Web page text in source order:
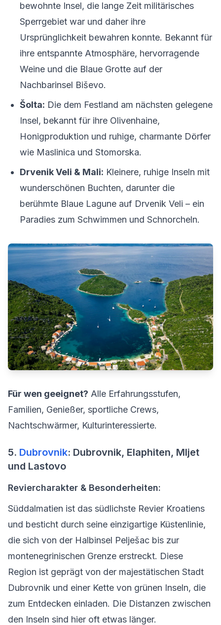
bewohnte Insel, die lange Zeit militärisches
Sperrgebiet war und daher ihre
Ursprünglichkeit bewahren konnte. Bekannt für
ihre entspannte Atmosphäre, hervorragende
Weine und die Blaue Grotte auf der
Nachbarinsel Biševo.
Šolta: Die dem Festland am nächsten gelegene
Insel, bekannt für ihre Olivenhaine,
Honigproduktion und ruhige, charmante Dörfer
wie Maslinica und Stomorska.
Drvenik Veli & Mali: Kleinere, ruhige Inseln mit
wunderschönen Buchten, darunter die
berühmte Blaue Lagune auf Drvenik Veli – ein
Paradies zum Schwimmen und Schnorcheln.
Für wen geeignet? Alle Erfahrungsstufen,
Familien, Genießer, sportliche Crews,
Nachtschwärmer, Kulturinteressierte.
5. Dubrovnik: Dubrovnik, Elaphiten, Mljet
und Lastovo
Reviercharakter & Besonderheiten:
Süddalmatien ist das südlichste Revier Kroatiens
und besticht durch seine einzigartige Küstenlinie,
die sich von der Halbinsel Pelješac bis zur
montenegrinischen Grenze erstreckt. Diese
Region ist geprägt von der majestätischen Stadt
Dubrovnik und einer Kette von grünen Inseln, die
zum Entdecken einladen. Die Distanzen zwischen
den Inseln sind hier oft etwas länger.